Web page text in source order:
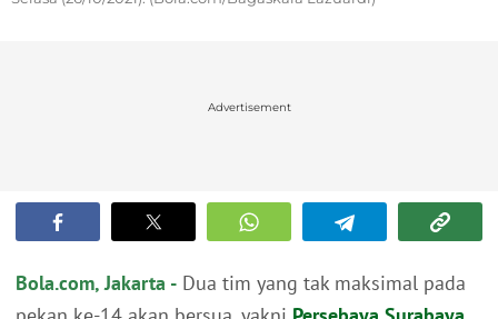
Advertisement
Bola.com, Jakarta - Dua tim yang tak maksimal pada